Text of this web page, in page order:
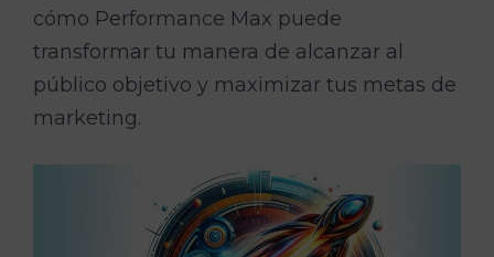
cómo Performance Max puede
transformar tu manera de alcanzar al
público objetivo y maximizar tus metas de
marketing.